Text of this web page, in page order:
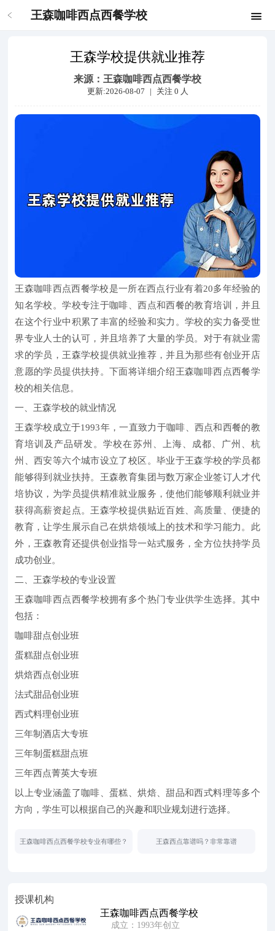
王森咖啡西点西餐学校
王森学校提供就业推荐
来源： 王森咖啡西点西餐学校
更新:2026-08-07 | 关注 0 人
王森咖啡西点西餐学校是一所在西点行业有着20多年经验的
知名学校。学校专注于咖啡、西点和西餐的教育培训，并且
在这个行业中积累了丰富的经验和实力。学校的实力备受世
界专业人士的认可，并且培养了大量的学员。对于有就业需
求的学员，王森学校提供就业推荐，并且为那些有创业开店
意愿的学员提供扶持。下面将详细介绍王森咖啡西点西餐学
校的相关信息。
一、王森学校的就业情况
王森学校成立于1993年，一直致力于咖啡、西点和西餐的教
育培训及产品研发。学校在苏州、上海、成都、广州、杭
州、西安等六个城市设立了校区。毕业于王森学校的学员都
能够得到就业扶持。王森教育集团与数万家企业签订人才代
培协议，为学员提供精准就业服务，使他们能够顺利就业并
获得高薪资起点。王森学校提供贴近百姓、高质量、便捷的
教育，让学生展示自己在烘焙领域上的技术和学习能力。此
外，王森教育还提供创业指导一站式服务，全方位扶持学员
成功创业。
二、王森学校的专业设置
王森咖啡西点西餐学校拥有多个热门专业供学生选择。其中
包括：
咖啡甜点创业班
蛋糕甜点创业班
烘焙西点创业班
法式甜品创业班
西式料理创业班
三年制酒店大专班
三年制蛋糕甜点班
三年西点菁英大专班
以上专业涵盖了咖啡、蛋糕、烘焙、甜品和西式料理等多个
方向，学生可以根据自己的兴趣和职业规划进行选择。
王森咖啡西点西餐学校专业有哪些？ 王森西点靠谱吗？非常靠谱
授课机构
王森咖啡西点西餐学校
成立：1993年创立